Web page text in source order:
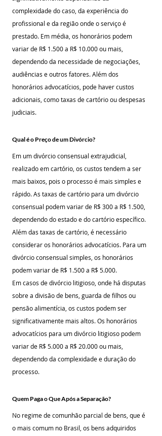
complexidade do caso, da experiência do
profissional e da região onde o serviço é
prestado. Em média, os honorários podem
variar de R$ 1.500 a R$ 10.000 ou mais,
dependendo da necessidade de negociações,
audiências e outros fatores. Além dos
honorários advocatícios, pode haver custos
adicionais, como taxas de cartório ou despesas
judiciais.
Qual é o Preço de um Divórcio?
Em um divórcio consensual extrajudicial,
realizado em cartório, os custos tendem a ser
mais baixos, pois o processo é mais simples e
rápido. As taxas de cartório para um divórcio
consensual podem variar de R$ 300 a R$ 1.500,
dependendo do estado e do cartório específico.
Além das taxas de cartório, é necessário
considerar os honorários advocatícios. Para um
divórcio consensual simples, os honorários
podem variar de R$ 1.500 a R$ 5.000.
Em casos de divórcio litigioso, onde há disputas
sobre a divisão de bens, guarda de filhos ou
pensão alimentícia, os custos podem ser
significativamente mais altos. Os honorários
advocatícios para um divórcio litigioso podem
variar de R$ 5.000 a R$ 20.000 ou mais,
dependendo da complexidade e duração do
processo.
Quem Paga o Que Após a Separação?
No regime de comunhão parcial de bens, que é
o mais comum no Brasil, os bens adquiridos